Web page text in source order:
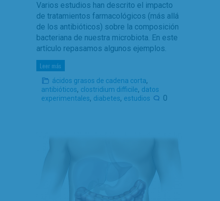
Varios estudios han descrito el impacto
de tratamientos farmacológicos (más allá
de los antibióticos) sobre la composición
bacteriana de nuestra microbiota. En este
artículo repasamos algunos ejemplos.
Leer más
ácidos grasos de cadena corta,
antibióticos, clostridium difficile, datos
experimentales, diabetes, estudios 0